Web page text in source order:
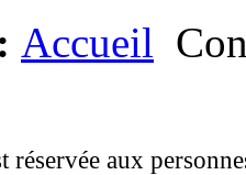
Accueil
réservée aux